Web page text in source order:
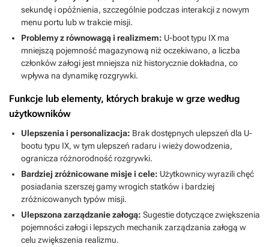
sekundę i opóźnienia, szczególnie podczas interakcji z nowym
menu portu lub w trakcie misji.
Problemy z równowagą i realizmem: U-boot typu IX ma
mniejszą pojemność magazynową niż oczekiwano, a liczba
członków załogi jest mniejsza niż historycznie dokładna, co
wpływa na dynamikę rozgrywki.
Funkcje lub elementy, których brakuje w grze według
użytkowników
Ulepszenia i personalizacja: Brak dostępnych ulepszeń dla U-
bootu typu IX, w tym ulepszeń radaru i wieży dowodzenia,
ogranicza różnorodność rozgrywki.
Bardziej zróżnicowane misje i cele: Użytkownicy wyrazili chęć
posiadania szerszej gamy wrogich statków i bardziej
zróżnicowanych typów misji.
Ulepszona zarządzanie załogą: Sugestie dotyczące zwiększenia
pojemności załogi i lepszych mechanik zarządzania załogą w
celu zwiększenia realizmu.